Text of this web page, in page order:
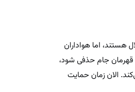
هستند، اما هواداران
قهرمان جام حذفی شود،
الان زمان حمایت